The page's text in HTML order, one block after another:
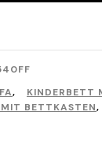
, KINDERBETT
BETTKASTEN,